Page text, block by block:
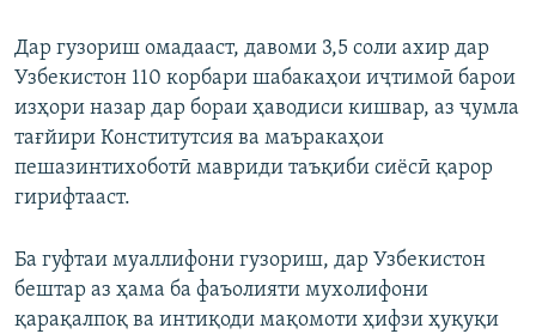
Дар гузориш омадааст, давоми 3,5 соли ахир дар
Узбекистон 110 корбари шабакаҳои иҷтимоӣ барои
изҳори назар дар бораи ҳаводиси кишвар, аз ҷумла
тағйири Конститутсия ва маъракаҳои
пешазинтихоботӣ мавриди таъқиби сиёсӣ қарор
гирифтааст.
Ба гуфтаи муаллифони гузориш, дар Узбекистон
бештар аз ҳама ба фаъолияти мухолифони
қарақалпоқ ва интиқоди мақомоти ҳифзи ҳуқуқи